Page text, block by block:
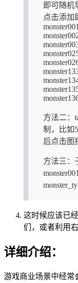
即可随机
点击添加
monster001
方法二：
制，比如
后点击图
方法三：
这时候应该已
们，或者利用
详细介绍：
游戏商业场景中经常